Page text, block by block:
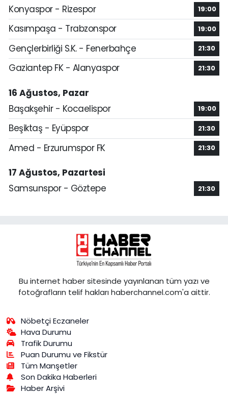
Konyaspor - Rizespor
19:00
Kasımpaşa - Trabzonspor 19:00
Gençlerbirliği S.K. - Fenerbahçe 21:30
Gaziantep FK - Alanyaspor 21:30
16 Ağustos, Pazar
Başakşehir - Kocaelispor
19:00
Beşiktaş - Eyüpspor 21:30
Amed - Erzurumspor FK 21:30
17 Ağustos, Pazartesi
Samsunspor - Göztepe
21:30
Bu internet haber sitesinde yayınlanan tüm yazı ve
fotoğrafların telif hakları haberchannel.com'a aittir.
Nöbetçi Eczaneler
Hava Durumu
Trafik Durumu
Puan Durumu ve Fikstür
Tüm Manşetler
Son Dakika Haberleri
Haber Arşivi